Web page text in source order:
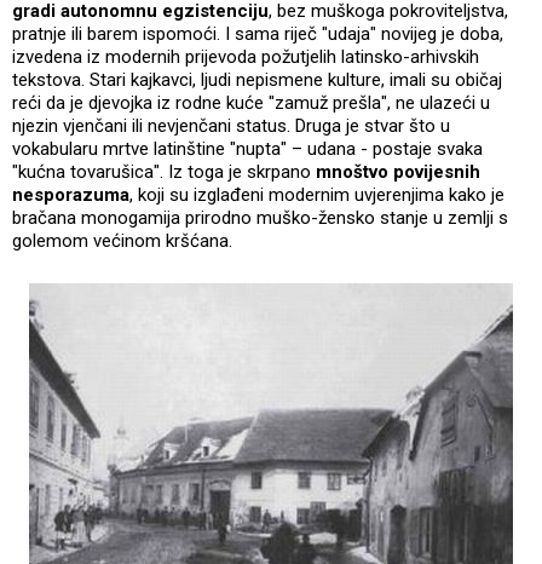
gradi autonomnu egzistenciju, bez muškoga pokroviteljstva,
pratnje ili barem ispomoći. I sama riječ "udaja" novijeg je doba,
izvedena iz modernih prijevoda požutjelih latinsko-arhivskih
tekstova. Stari kajkavci, ljudi nepismene kulture, imali su običaj
reći da je djevojka iz rodne kuće "zamuž prešla", ne ulazeći u
njezin vjenčani ili nevjenčani status. Druga je stvar što u
vokabularu mrtve latinštine "nupta" – udana - postaje svaka
"kućna tovarušica". Iz toga je skrpano mnoštvo povijesnih
nesporazuma, koji su izglađeni modernim uvjerenjima kako je
bračana monogamija prirodno muško-žensko stanje u zemlji s
golemom većinom kršćana.